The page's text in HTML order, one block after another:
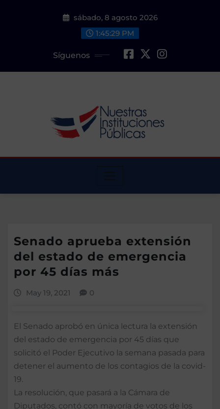
sábado, 8 agosto 2026
1:45:31 PM
Síguenos
Senado aprueba extensión
del estado de emergencia
por 45 días más
May 19, 2021 0
El Senado aprobó en única lectura la extensión
del estado de emergencia por 45 días que
solicitó el Poder Ejecutivo la semana pasada para
detener el aumento de los contagios de la covid-
19.
La resolución, que pasará a la Cámara de
Diputados, contó con mayoría de votos de los